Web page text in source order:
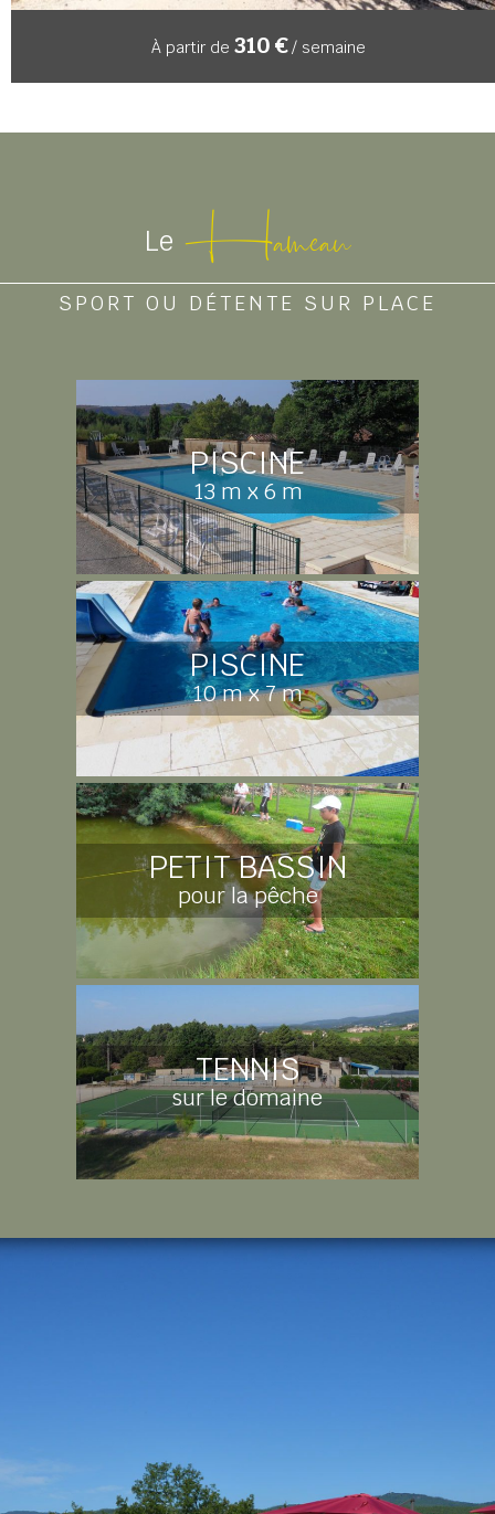
À partir de 310 €/ semaine
Le Hameau
SPORT OU DÉTENTE SUR PLACE
PISCINE
13 m x 6 m
PISCINE
10 m x 7 m
PETIT BASSIN
pour la pêche
TENNIS
sur le domaine